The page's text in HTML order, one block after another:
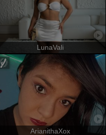
LunaVali
ArianithaXox